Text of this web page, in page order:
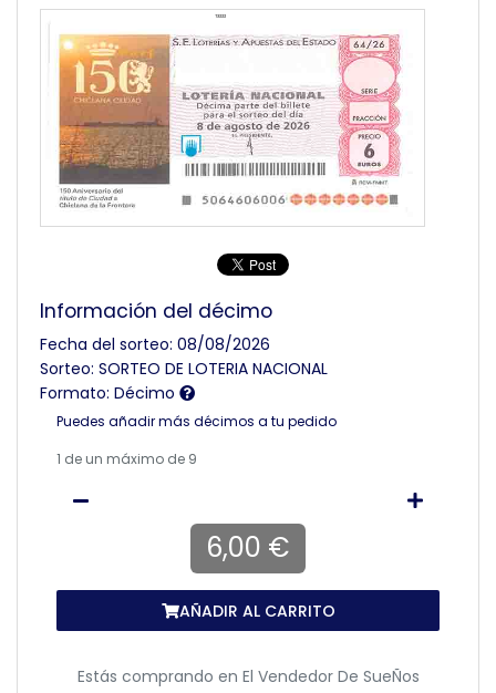
13222
Información del décimo
Fecha del sorteo: 08/08/2026
Sorteo: SORTEO DE LOTERIA NACIONAL
Formato: Décimo
Puedes añadir más décimos a tu pedido
1 de un máximo de 9
6,00 €
AÑADIR AL CARRITO
Estás comprando en El Vendedor De SueÑos